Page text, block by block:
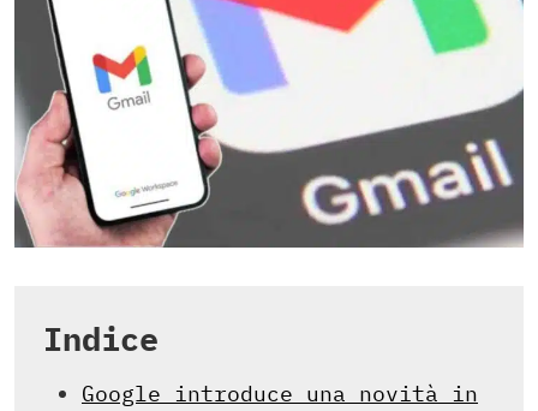
Indice
Google introduce una novità in